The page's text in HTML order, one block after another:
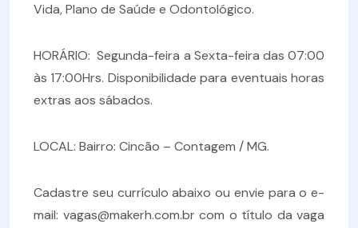
Vida, Plano de Saúde e Odontológico.
HORÁRIO: Segunda-feira a Sexta-feira das 07:00
às 17:00Hrs. Disponibilidade para eventuais horas
extras aos sábados.
LOCAL: Bairro: Cincão – Contagem / MG.
Cadastre seu currículo abaixo ou envie para o e-
mail: vagas@makerh.com.br com o título da vaga